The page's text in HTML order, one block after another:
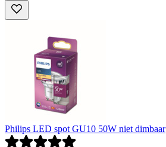
Philips LED spot GU10 50W niet dimbaar